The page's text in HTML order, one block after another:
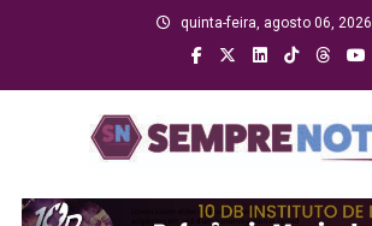
quinta-feira, agosto 06, 2026
Sempre Notícia